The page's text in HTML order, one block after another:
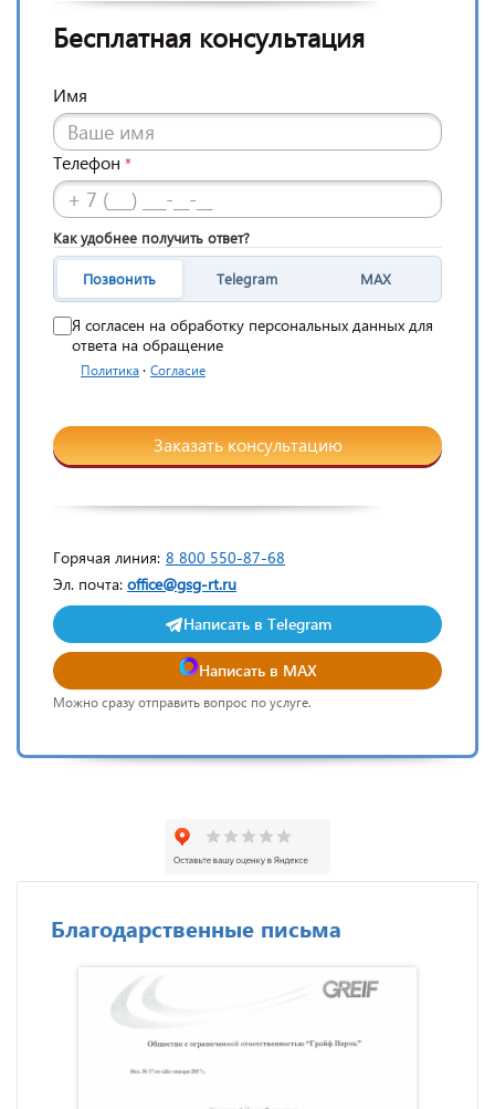
Бесплатная консультация
Имя
Телефон *
Как удобнее получить ответ?
Позвонить Telegram MAX
Я согласен на обработку персональных данных для
ответа на обращение
Политика · Согласие
Заказать консультацию
Горячая линия: 8 800 550-87-68
Эл. почта: office@gsg-rt.ru
Написать в Telegram
Написать в MAX
Можно сразу отправить вопрос по услуге.
Благодарственные письма